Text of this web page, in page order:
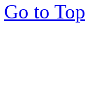
Go to Top